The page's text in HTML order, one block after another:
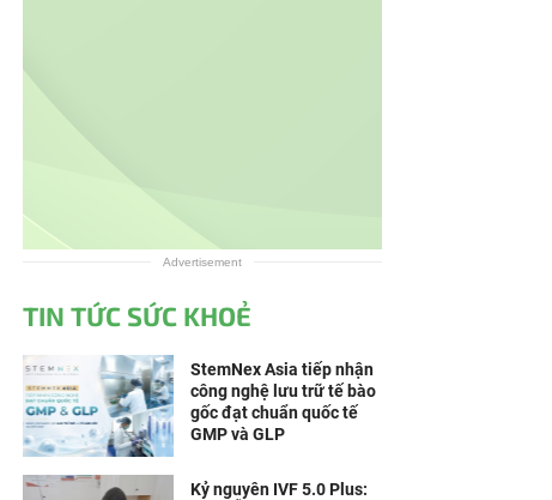
Advertisement
TIN TỨC SỨC KHOẺ
StemNex Asia tiếp nhận
công nghệ lưu trữ tế bào
gốc đạt chuẩn quốc tế
GMP và GLP
Kỷ nguyên IVF 5.0 Plus: